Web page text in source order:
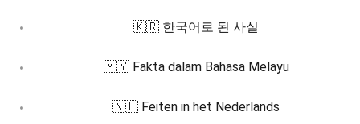
🇰🇷 한국어로 된 사실
🇲🇾 Fakta dalam Bahasa Melayu
🇳🇱 Feiten in het Nederlands